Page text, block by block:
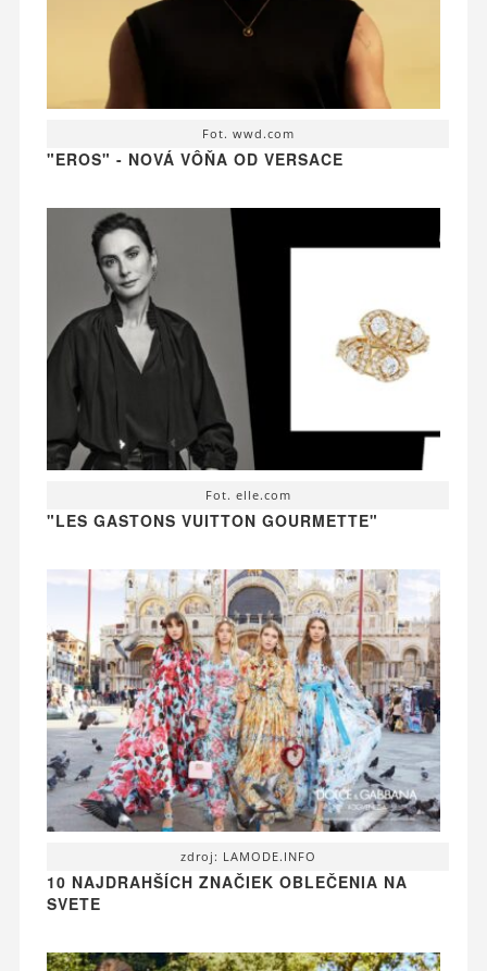
Fot. wwd.com
"EROS" - NOVÁ VÔŇA OD VERSACE
Fot. elle.com
"LES GASTONS VUITTON GOURMETTE"
zdroj: LAMODE.INFO
10 NAJDRAHŠÍCH ZNAČIEK OBLEČENIA NA
SVETE